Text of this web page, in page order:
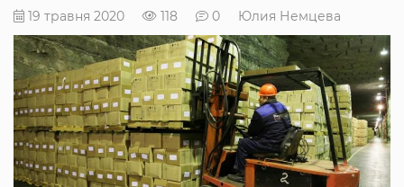
19 травня 2020 118 0 Юлия Немцева